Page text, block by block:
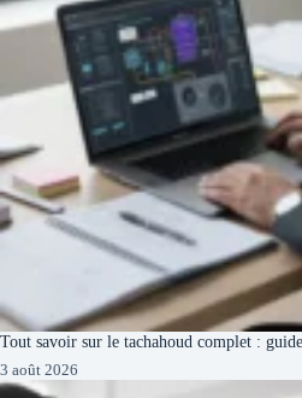
Tout savoir sur le tachahoud complet :
3 août 2026